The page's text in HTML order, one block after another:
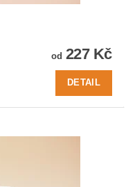
od 227 Kč
DETAIL